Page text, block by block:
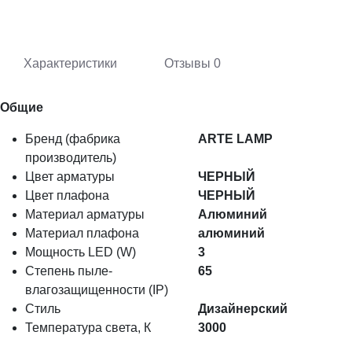
Характеристики Отзывы 0
Общие
Бренд (фабрика
производитель)
ARTE LAMP
Цвет арматуры
ЧЕРНЫЙ
Цвет плафона
ЧЕРНЫЙ
Материал арматуры
Алюминий
Материал плафона
алюминий
Мощность LED (W)
3
Степень пыле-
влагозащищенности (IP)
65
Стиль
Дизайнерский
Температура света, К
3000